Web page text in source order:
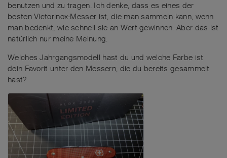
benutzen und zu tragen. Ich denke, dass es eines der
besten Victorinox-Messer ist, die man sammeln kann, wenn
man bedenkt, wie schnell sie an Wert gewinnen. Aber das ist
natürlich nur meine Meinung.
Welches Jahrgangsmodell hast du und welche Farbe ist
dein Favorit unter den Messern, die du bereits gesammelt
hast?